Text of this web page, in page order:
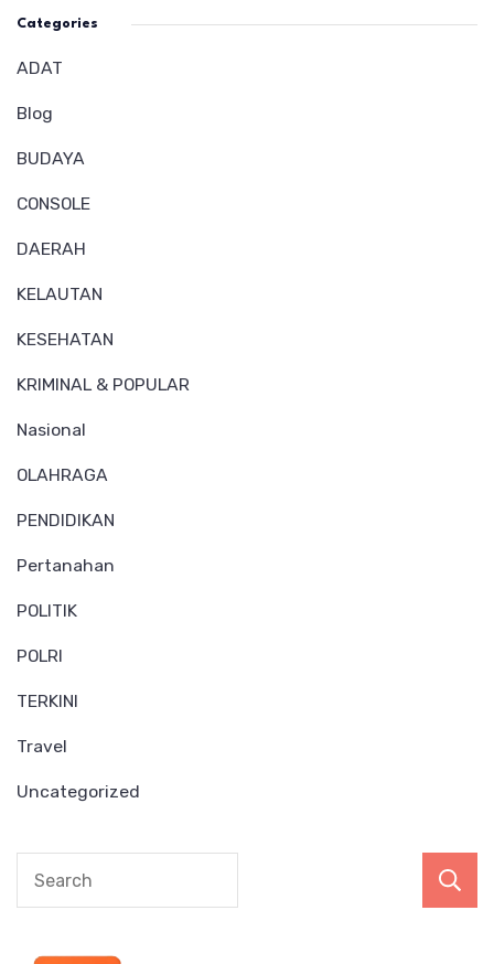
Categories
ADAT
Blog
BUDAYA
CONSOLE
DAERAH
KELAUTAN
KESEHATAN
KRIMINAL & POPULAR
Nasional
OLAHRAGA
PENDIDIKAN
Pertanahan
POLITIK
POLRI
TERKINI
Travel
Uncategorized